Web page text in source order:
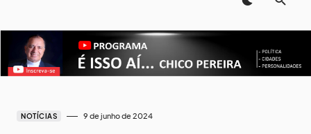
NOTÍCIAS 9 de junho de 2024